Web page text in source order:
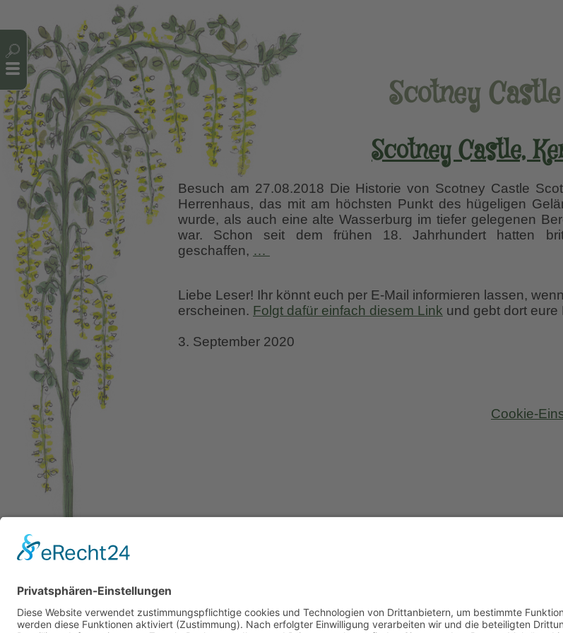
Scotney Castle
Scotney Castle,
Besuch am 27.08.2018 Die Historie von Scotney Castle
Herrenhaus, das mit am höchsten Punkt des hügeligen
wurde, als auch eine alte Wasserburg im tiefer gelegenen
war. Schon seit dem frühen 18. Jahrhundert hatten
geschaffen, …
Liebe Leser! Ihr könnt euch per E-Mail informieren lassen,
erscheinen. Folgt dafür einfach diesem Link und gebt dort eure
3. September 2020
Cookie-
Cookie-Einstellungen